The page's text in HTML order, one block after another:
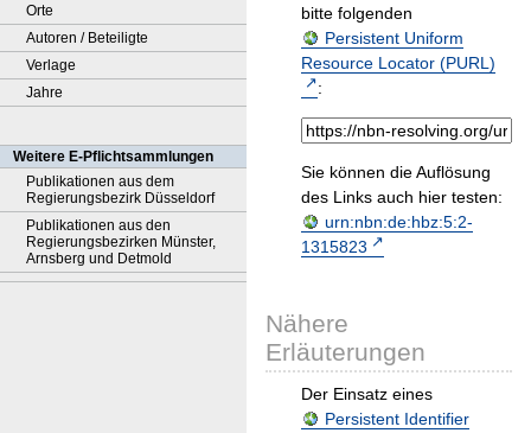
Orte
Autoren / Beteiligte
Verlage
Jahre
Weitere E-Pflichtsammlungen
Publikationen aus dem
Regierungsbezirk Düsseldorf
Publikationen aus den
Regierungsbezirken Münster,
Arnsberg und Detmold
bitte folgenden
Persistent Uniform
Resource Locator (PURL)
:
Sie können die Auflösung
des Links auch hier testen:
urn:nbn:de:hbz:5:2-
1315823
Nähere
Erläuterungen
Der Einsatz eines
Persistent Identifier